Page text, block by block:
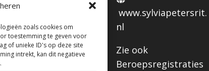
zoals cookies om
toestemming te geven voor
of unieke ID's op deze site
intrekt, kan dit negatieve
www.sylviapetersrit.
nl
Zie ook
Beroepsregistraties